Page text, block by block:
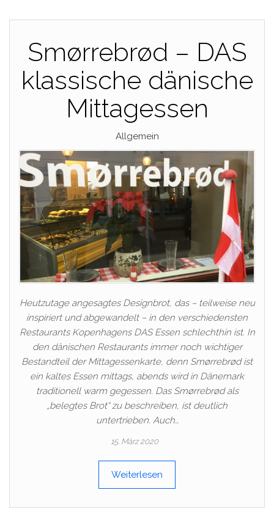
Smørrebrød – DAS
klassische dänische
Mittagessen
Allgemein
Heutzutage angesagtes Designbrot, das – teilweise neu
inspiriert und abgewandelt – in den verschiedensten
Restaurants Kopenhagens DAS Essen schlechthin ist. In
den dänischen Restaurants immer noch wichtiger
Bestandteil der Mittagessenkarte, denn Smørrebrød ist
ein kaltes Essen mittags, abends wird in Dänemark
traditionell warm gegessen. Das Smørrebrød als
„belegtes Brot“ zu beschreiben, ist deutlich
untertrieben. Auch…
15. März 2020
Weiterlesen